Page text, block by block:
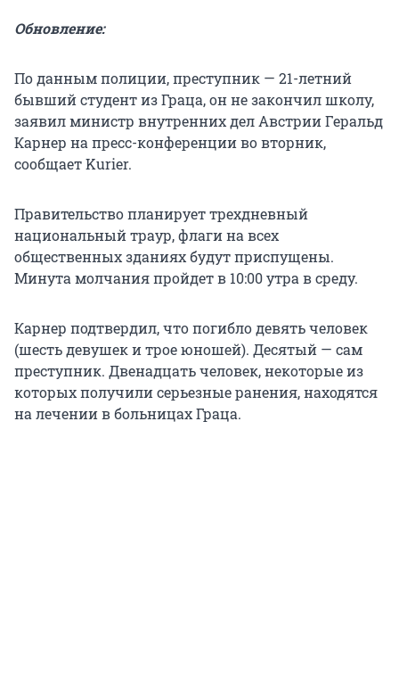
Обновление:
По данным полиции, преступник — 21-летний
бывший студент из Граца, он не закончил школу,
заявил министр внутренних дел Австрии Геральд
Карнер на пресс-конференции во вторник,
сообщает Kurier.
Правительство планирует трехдневный
национальный траур, флаги на всех
общественных зданиях будут приспущены.
Минута молчания пройдет в 10:00 утра в среду.
Карнер подтвердил, что погибло девять человек
(шесть девушек и трое юношей). Десятый — сам
преступник. Двенадцать человек, некоторые из
которых получили серьезные ранения, находятся
на лечении в больницах Граца.